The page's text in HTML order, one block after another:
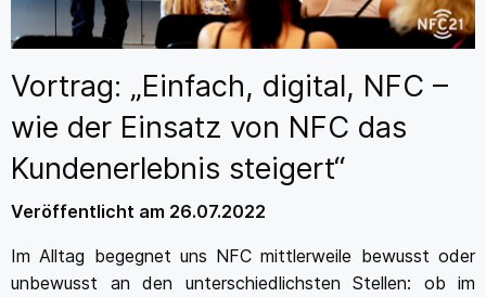
Vortrag: „Einfach, digital, NFC –
wie der Einsatz von NFC das
Kundenerlebnis steigert“
Veröffentlicht am 26.07.2022
Im Alltag begegnet uns NFC mittlerweile bewusst oder
unbewusst an den unterschiedlichsten Stellen: ob im